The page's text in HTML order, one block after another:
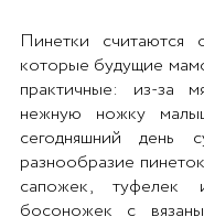
Пинетки
которые будущие
практичные: из-за
нежную ножку
сегодняшний день
разнообразие
сапожек, туфелек
босоножек с